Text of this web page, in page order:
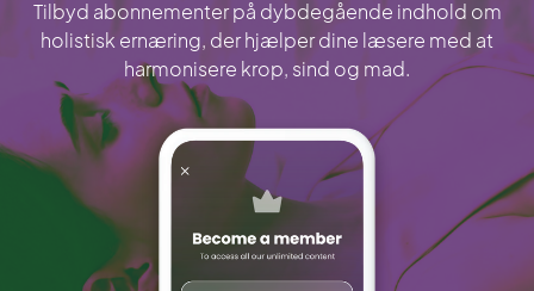
Tilbyd abonnementer på dybdegående indhold om
holistisk ernæring, der hjælper dine læsere med at
harmonisere krop, sind og mad.